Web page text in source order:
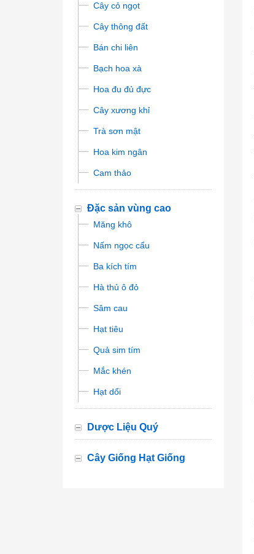
Cây cỏ ngọt
Cây thông đất
Bán chi liên
Bạch hoa xà
Hoa đu đủ đực
Cây xương khỉ
Trà sơn mật
Hoa kim ngân
Cam thảo
Đặc sản vùng cao
Măng khô
Nấm ngọc cẩu
Ba kích tím
Hà thủ ô đỏ
Sâm cau
Hạt tiêu
Quả sim tím
Mắc khén
Hạt dổi
Dược Liệu Quý
Cây Giống Hạt Giống